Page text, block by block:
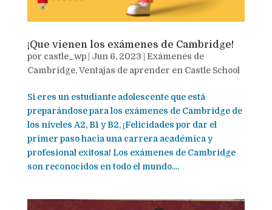
¡Que vienen los exámenes de Cambridge!
por castle_wp| Jun 6, 2023 | Exámenes de
Cambridge,Ventajas de aprender en Castle School
Si eres un estudiante adolescente que está
preparándose para los exámenes de Cambridge de
los niveles A2, B1 y B2, ¡Felicidades por dar el
primer paso hacia una carrera académica y
profesional exitosa! Los exámenes de Cambridge
son reconocidos en todo el mundo....